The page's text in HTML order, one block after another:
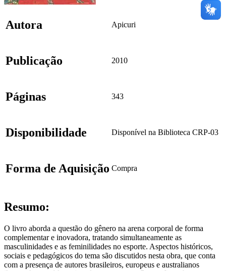
Autora Apicuri
Publicação 2010
Páginas 343
Disponibilidade Disponível na Biblioteca CRP-03
Forma de Aquisição Compra
Resumo:
O livro aborda a questão do gênero na arena corporal de forma
complementar e inovadora, tratando simultaneamente as
masculinidades e as feminilidades no esporte. Aspectos históricos,
sociais e pedagógicos do tema são discutidos nesta obra, que conta
com a presença de autores brasileiros, europeus e australianos